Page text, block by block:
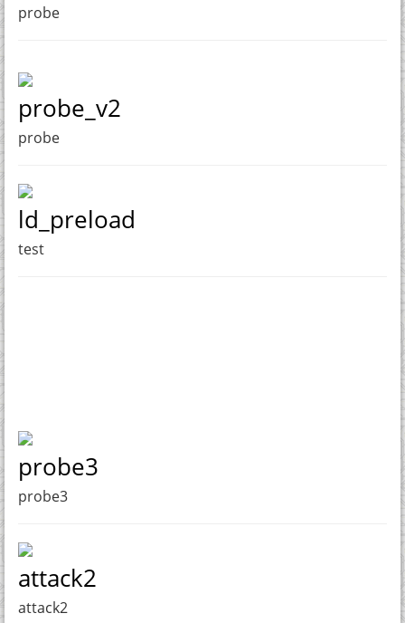
probe
probe_v2
probe
ld_preload
test
probe3
probe3
attack2
attack2